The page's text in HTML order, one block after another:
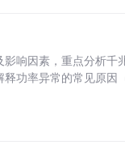
响因素，重点分析千
功率异常的常见原